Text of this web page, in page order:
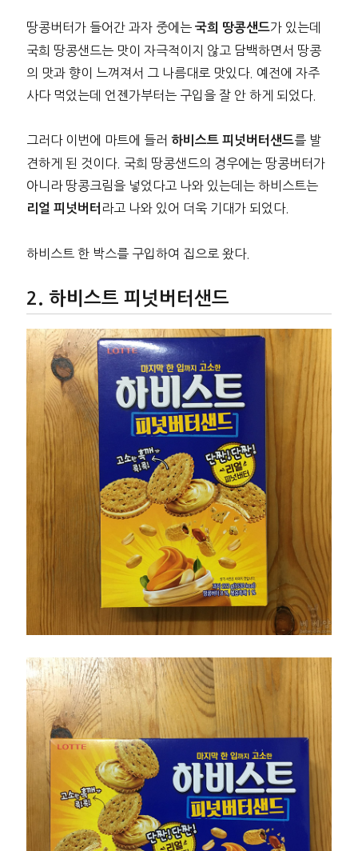
땅콩버터가 들어간 과자 중에는 국희 땅콩샌드가 있는데
국희 땅콩샌드는 맛이 자극적이지 않고 담백하면서 땅콩
의 맛과 향이 느껴져서 그 나름대로 맛있다. 예전에 자주
사다 먹었는데 언젠가부터는 구입을 잘 안 하게 되었다.
그러다 이번에 마트에 들러 하비스트 피넛버터샌드를 발
견하게 된 것이다. 국희 땅콩샌드의 경우에는 땅콩버터가
아니라 땅콩크림을 넣었다고 나와 있는데는 하비스트는
리얼 피넛버터 라고 나와 있어 더욱 기대가 되었다.
하비스트 한 박스를 구입하여 집으로 왔다.
하비스트 피넛버터샌드